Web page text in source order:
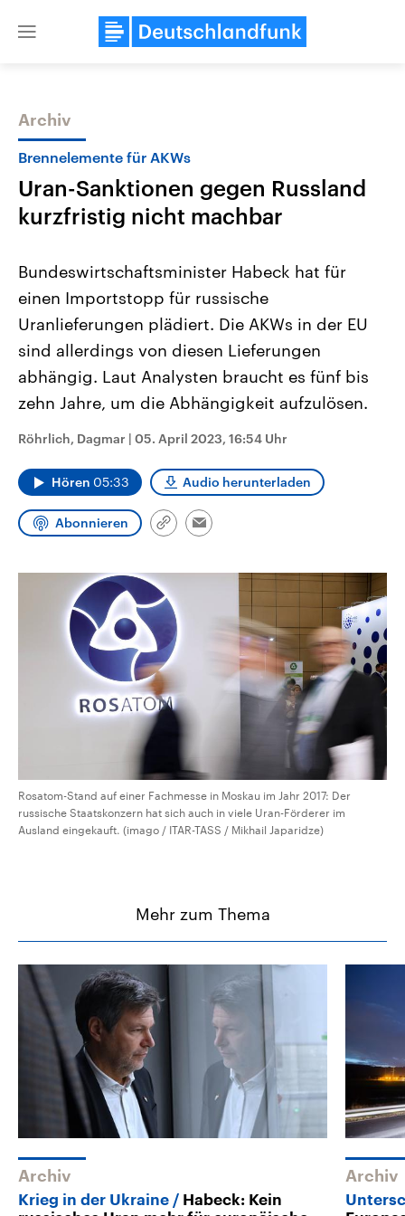
Close
Themen
Landtagswahl Sachsen-Anhalt
2026
Alle Informationen
Sachsen-Anhalt wählt am 6.
September 2026 einen neuen
Landtag. Seit 2021 wird das
Bundesland von einer Koalition aus
Umfragen, Prognosen,
Wahlprogramme, aktuelle Berichte
und Kandidaten der anstehenden
Wahl.
USA
Aktuelle Beiträge,
Hintergründe
Wirtschaftlich und
gehören die Vereinigten
den mächtigsten Ländern
mit großem Einfluss auf
aktuelle Weltgeschehen.
Archiv
Brennelemente für AKWs
Uran-Sanktionen gegen Russland
kurzfristig nicht machbar
Bundeswirtschaftsminister Habeck hat für
einen Importstopp für russische
Uranlieferungen plädiert. Die AKWs in der EU
sind allerdings von diesen Lieferungen
abhängig. Laut Analysten braucht es fünf bis
zehn Jahre, um die Abhängigkeit aufzulösen.
Röhrlich, Dagmar | 05. April 2023, 16:54 Uhr
Hören 05:33 Audio herunterladen
Abonnieren
Link
Email
Rosatom-Stand auf einer Fachmesse in Moskau im Jahr 2017: Der
russische Staatskonzern hat sich auch in viele Uran-Förderer im
Ausland eingekauft. (imago / ITAR-TASS / Mikhail Japaridze)
Mehr zum Thema
Archiv
Krieg in der Ukraine
Habeck: Kein
Archiv